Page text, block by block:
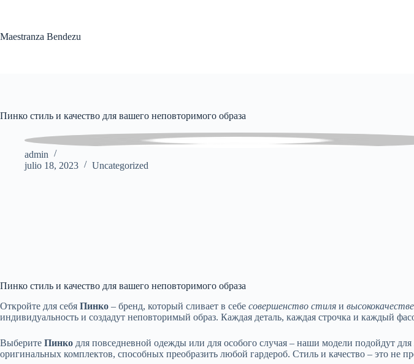
Maestranza Bendezu
Пинко стиль и качество для вашего неповторимого образа
admin
julio 18, 2023
Uncategorized
Пинко стиль и качество для вашего неповторимого образа
Откройте для себя Пинко – бренд, который сливает в себе совершенство стиля и
индивидуальность и создадут неповторимый образ. Каждая деталь, каждая строчка и каждый
Выберите Пинко для повседневной одежды или для особого случая – наши модели подойдут
оригинальных комплектов, способных преобразить любой гардероб. Стиль и качество – это не